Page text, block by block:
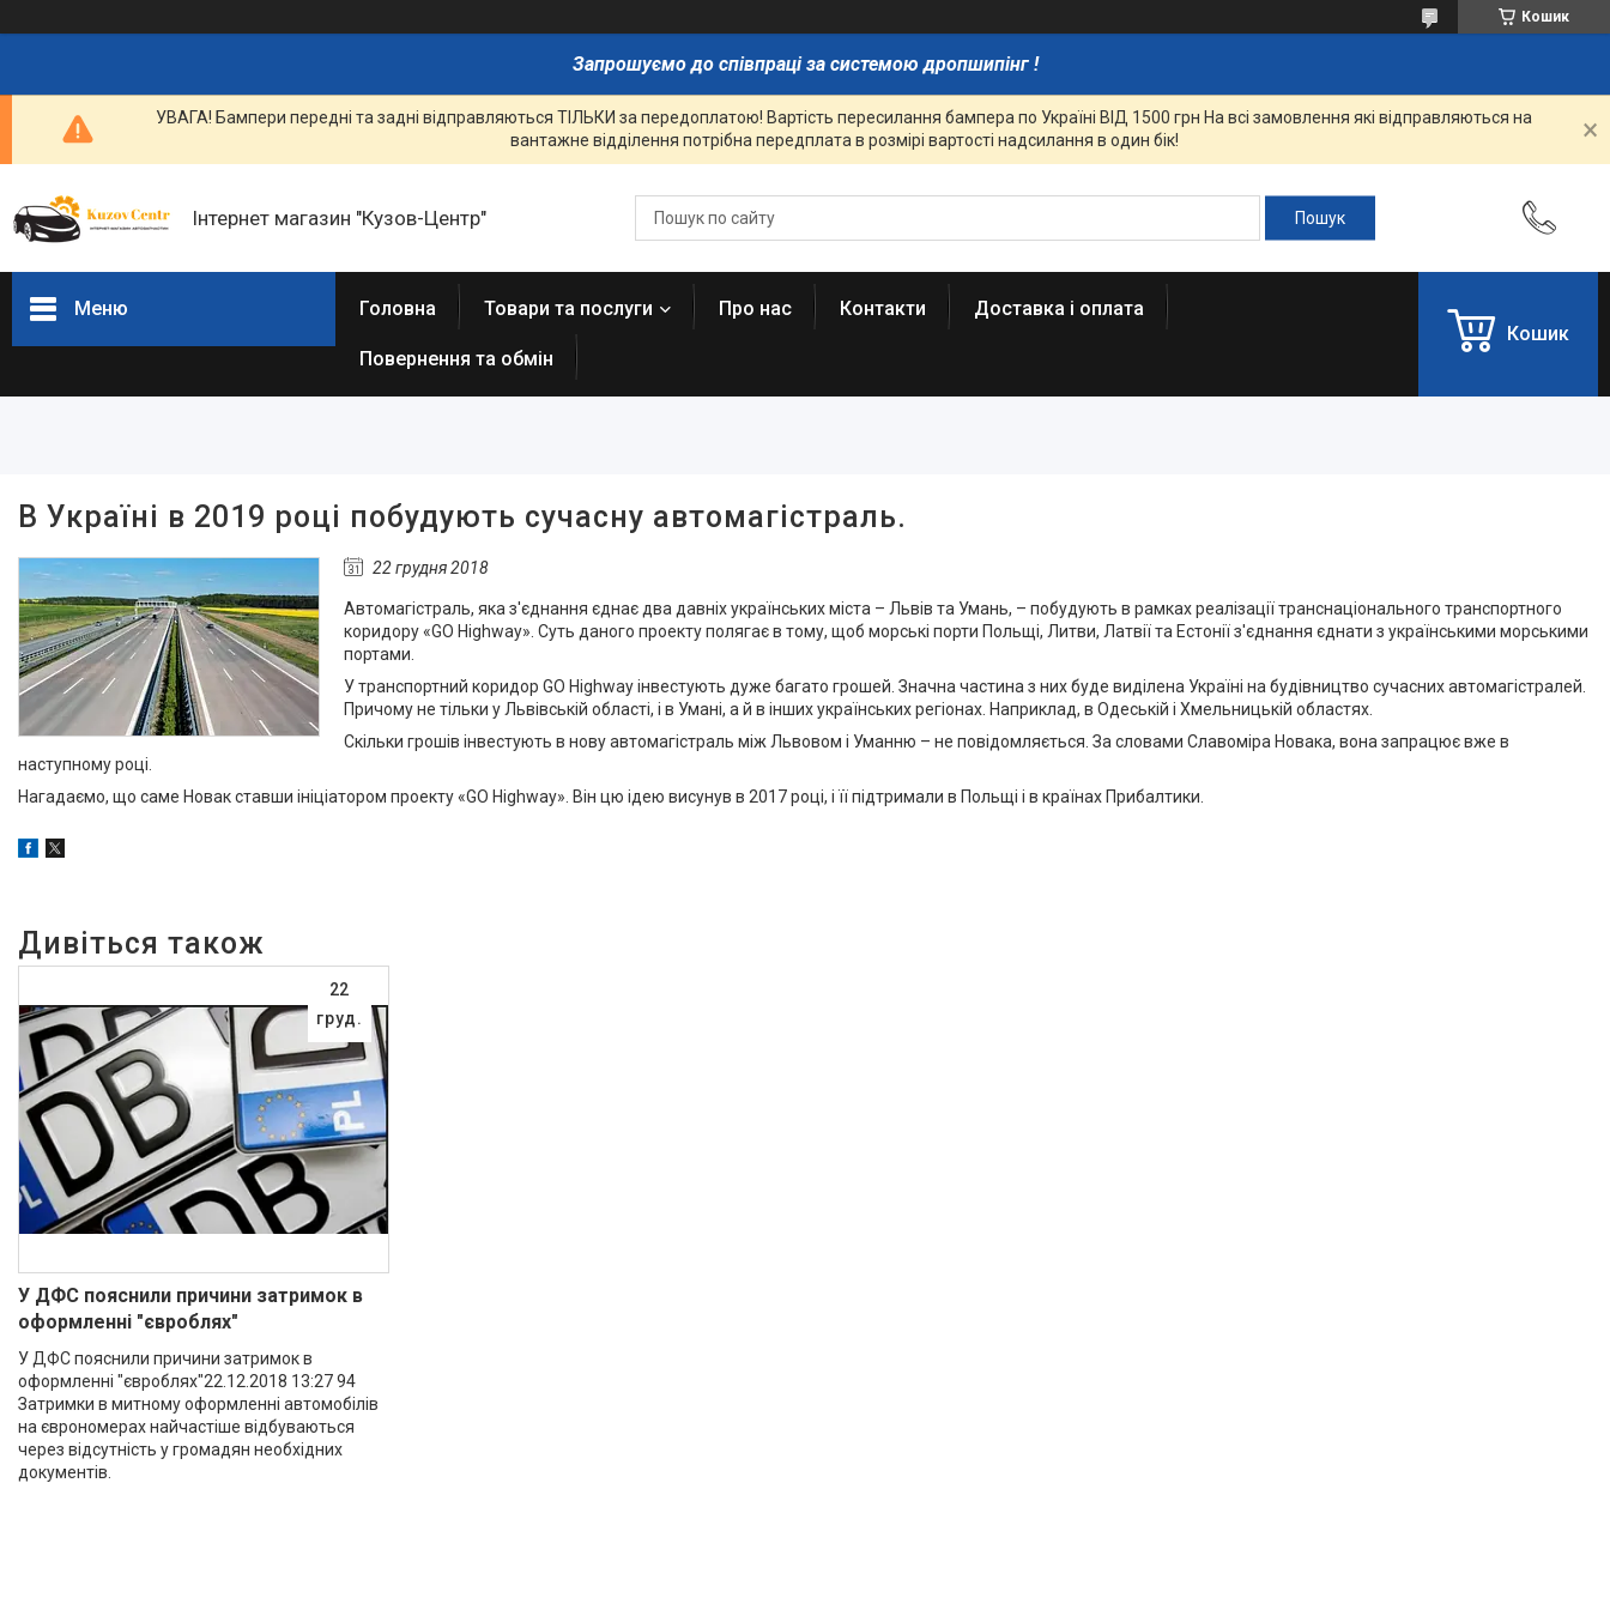
Кошик
Запрошуємо до співпраці за системою дропшипінг !
УВАГА! Бампери передні та задні відправляються ТІЛЬКИ за передоплатою! Вартість пересилання бампера по Україні ВІД 1500 грн На всі замовлення які відправляються на
вантажне відділення потрібна передплата в розмірі вартості надсилання в один бік!
Інтернет магазин "Кузов-Центр"
Меню
Відгуки
Часто задавані питання
Доставка і оплата
Головна Товари та послуги Про нас Контакти Доставка і оплата
Повернення та обмін
Кошик
В Україні в 2019 році побудують сучасну автомагістраль.
22 грудня 2018
Автомагістраль, яка з'єднання єднає два давніх українських міста – Львів та Умань, – побудують в рамках реалізації транснаціонального транспортного
коридору «GO Highway». Суть даного проекту полягає в тому, щоб морські порти Польщі, Литви, Латвії та Естонії з'єднання єднати з українськими морськими
портами.
У транспортний коридор GO Highway інвестують дуже багато грошей. Значна частина з них буде виділена Україні на будівництво сучасних автомагістралей.
Причому не тільки у Львівській області, і в Умані, а й в інших українських регіонах. Наприклад, в Одеській і Хмельницькій областях.
Скільки грошів інвестують в нову автомагістраль між Львовом і Уманню – не повідомляється. За словами Славоміра Новака, вона запрацює вже в
наступному році.
Нагадаємо, що саме Новак ставши ініціатором проекту «GO Highway». Він цю ідею висунув в 2017 році, і її підтримали в Польщі і в країнах Прибалтики.
22
груд.
У ДФС пояснили причини затримок в
оформленні "євроблях"
У ДФС пояснили причини затримок в
оформленні "євроблях"22.12.2018 13:27 94
Затримки в митному оформленні автомобілів
на єврономерах найчастіше відбуваються
через відсутність у громадян необхідних
документів.